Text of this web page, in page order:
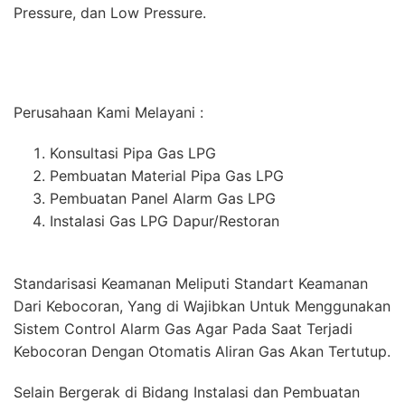
Pressure, dan Low Pressure.
Perusahaan Kami Melayani :
Konsultasi Pipa Gas LPG
Pembuatan Material Pipa Gas LPG
Pembuatan Panel Alarm Gas LPG
Instalasi Gas LPG Dapur/Restoran
Standarisasi Keamanan Meliputi Standart Keamanan
Dari Kebocoran, Yang di Wajibkan Untuk Menggunakan
Sistem Control Alarm Gas Agar Pada Saat Terjadi
Kebocoran Dengan Otomatis Aliran Gas Akan Tertutup.
Selain Bergerak di Bidang Instalasi dan Pembuatan